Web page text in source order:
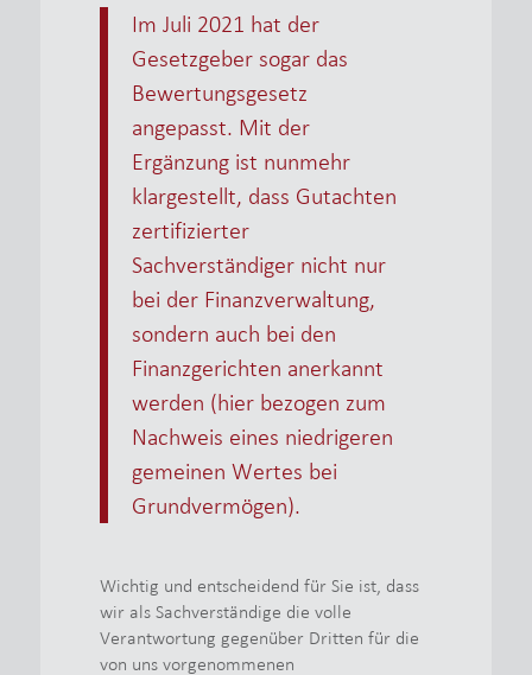
Im Juli 2021 hat der
Gesetzgeber sogar das
Bewertungsgesetz
angepasst. Mit der
Ergänzung ist nunmehr
klargestellt, dass Gutachten
zertifizierter
Sachverständiger nicht nur
bei der Finanzverwaltung,
sondern auch bei den
Finanzgerichten anerkannt
werden (hier bezogen zum
Nachweis eines niedrigeren
gemeinen Wertes bei
Grundvermögen).
Wichtig und entscheidend für Sie ist, dass
wir als Sachverständige die volle
Verantwortung gegenüber Dritten für die
von uns vorgenommenen